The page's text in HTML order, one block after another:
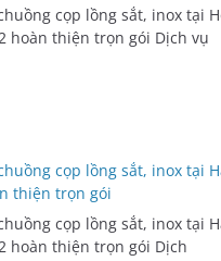
cọp lồng sắt, inox tại
hoàn thiện trọn gói Dịch vụ
cọp lồng sắt, inox tại
thiện trọn gói
cọp lồng sắt, inox tại
hoàn thiện trọn gói Dịch